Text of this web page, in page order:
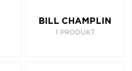
BILL CHAMPLIN
1 PRODUKT